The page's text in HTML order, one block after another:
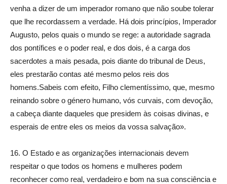
venha a dizer de um imperador romano que não soube tolerar
que lhe recordassem a verdade. Há dois princípios, Imperador
Augusto, pelos quais o mundo se rege: a autoridade sagrada
dos pontífices e o poder real, e dos dois, é a carga dos
sacerdotes a mais pesada, pois diante do tribunal de Deus,
eles prestarão contas até mesmo pelos reis dos
homens.Sabeis com efeito, Filho clementíssimo, que, mesmo
reinando sobre o género humano, vós curvais, com devoção,
a cabeça diante daqueles que presidem às coisas divinas, e
esperais de entre eles os meios da vossa salvação».
16. O Estado e as organizações internacionais devem
respeitar o que todos os homens e mulheres podem
reconhecer como real, verdadeiro e bom na sua consciência e